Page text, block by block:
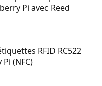
Pi avec Reed
RFID RC522
(NFC)